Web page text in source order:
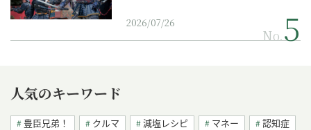
2026/07/26
No.
人気のキーワード
豊臣兄弟！ クルマ 減塩レシピ マネー
認知症